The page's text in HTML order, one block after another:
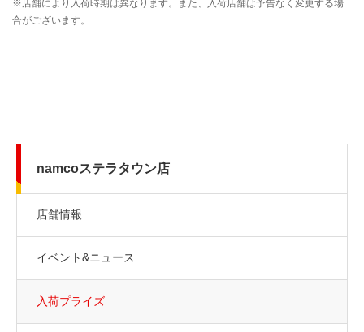
namcoステラタウン店
店舗情報
イベント&ニュース
入荷プライズ